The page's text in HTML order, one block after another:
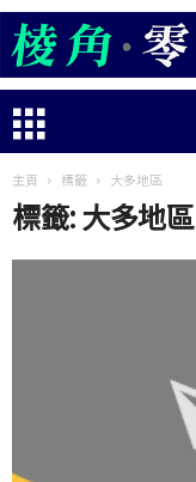
主頁 標籤 大多地區
標籤: 大多地區